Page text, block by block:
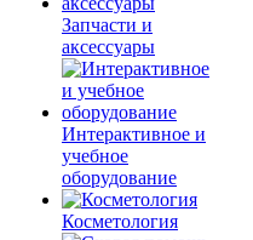
Запчасти и
аксессуары
Интерактивное и
учебное
оборудование
Косметология